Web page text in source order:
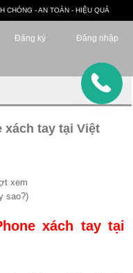
CHÓNG - AN TOÀN - HIỆU QUẢ
Đăng nhập
Đăng ký
xách tay tại Việt
xem
sao?)
xách tay tại